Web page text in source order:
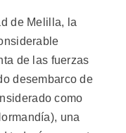
de Melilla, la
de las fuerzas
desembarco de
como
una